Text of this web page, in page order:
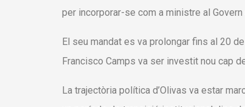
per incorporar-se com a ministre al Govern
El seu mandat es va prolongar fins al 20
Francisco Camps va ser investit nou cap
La trajectòria política d’Olivas va estar